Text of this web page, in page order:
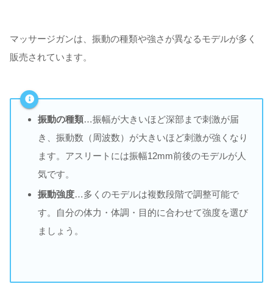
マッサージガンは、振動の種類や強さが異なるモデルが多く
販売されています。
振動の種類…振幅が大きいほど深部まで刺激が届
き、振動数（周波数）が大きいほど刺激が強くなり
ます。アスリートには振幅12mm前後のモデルが人
気です。
振動強度…多くのモデルは複数段階で調整可能で
す。自分の体力・体調・目的に合わせて強度を選び
ましょう。